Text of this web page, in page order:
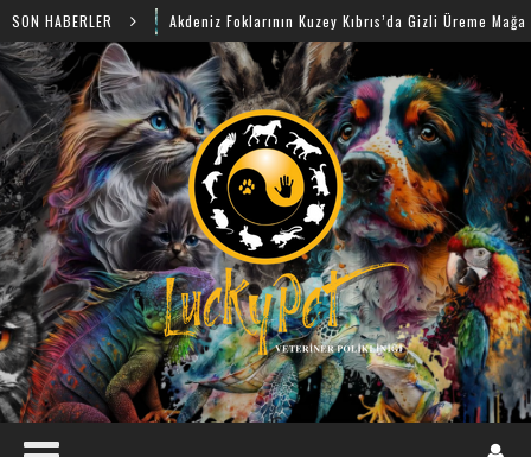
SON HABERLERAkdeniz Foklarının Kuzey Kıbrıs’da Gizli Üreme Mağaraları